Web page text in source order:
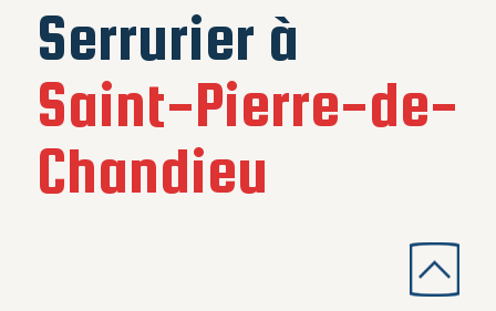
Serrurier à
Saint-Pierre-de-
Chandieu